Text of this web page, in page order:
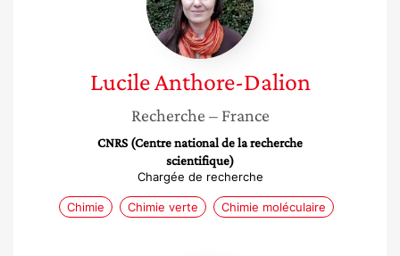
LucileAnthore-Dalion
Recherche – France
CNRS (Centre national de la recherche
scientifique)
Chargée de recherche
Chimie Chimie verte Chimie moléculaire